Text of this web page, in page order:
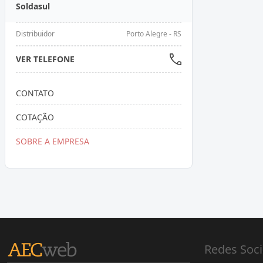
Soldasul
Distribuidor Porto Alegre - RS
VER TELEFONE
CONTATO
COTAÇÃO
SOBRE A EMPRESA
Redes